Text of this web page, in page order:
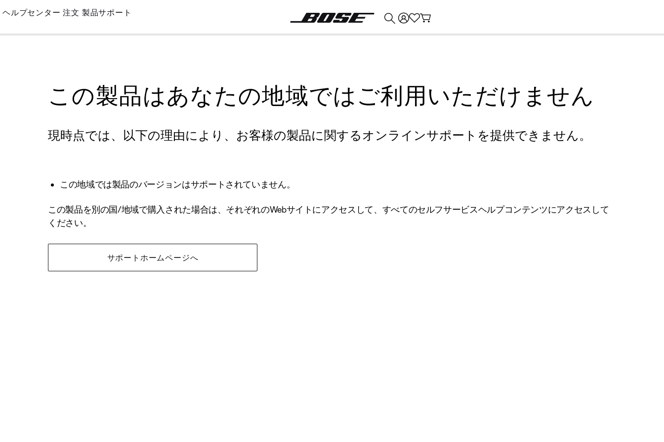
Skip
Main
ヘルプセンター 注文 製品サポート
この製品はあなたの地域ではご利用いただけません
現時点では、以下の理由により、お客様の製品に関するオンラインサポートを提供できません。
この地域では製品のバージョンはサポートされていません。
この製品を別の国/地域で購入された場合は、それぞれのWebサイトにアクセスして、すべてのセルフサービスヘルプコンテンツにアクセスして
ください。
サポートホームページへ